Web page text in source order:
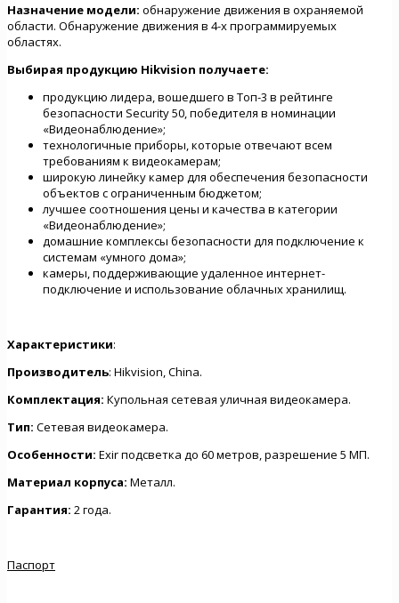
Назначение модели: обнаружение движения в охраняемой
области. Обнаружение движения в 4-х программируемых
областях.
Выбирая продукцию Hikvision получаете:
продукцию лидера, вошедшего в Топ-3 в рейтинге
безопасности Security 50, победителя в номинации
«Видеонаблюдение»;
технологичные приборы, которые отвечают всем
требованиям к видеокамерам;
широкую линейку камер для обеспечения безопасности
объектов с ограниченным бюджетом;
лучшее соотношения цены и качества в категории
«Видеонаблюдение»;
домашние комплексы безопасности для подключение к
системам «умного дома»;
камеры, поддерживающие удаленное интернет-
подключение и использование облачных хранилищ.
Характеристики:
Производитель: Hikvision, China.
Комплектация: Купольная сетевая уличная видеокамера.
Тип: Сетевая видеокамера.
Особенности: Exir подсветка до 60 метров, разрешение 5 МП.
Материал корпуса: Металл.
Гарантия: 2 года.
Паспорт